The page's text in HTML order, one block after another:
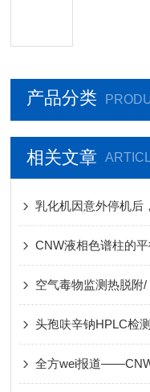
产品分类
相关文章
乳化机因意外停机后
CNW液相色谱柱的
空气毒物监测热脱附
头孢呋辛钠HPLC检测
全方wei报道